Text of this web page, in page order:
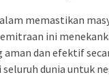
memastikan
ini
dan efektif
dunia untuk